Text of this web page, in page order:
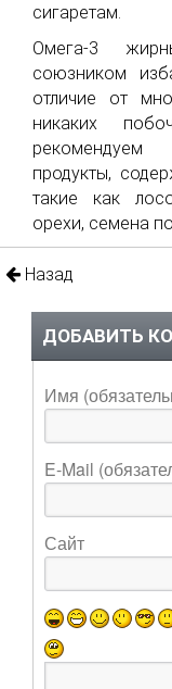
сигаретам.
Омега-3
союзником
отличие от
никаких
продукты,
такие как
орехи, семена
Назад
ДОБАВИТЬ
Имя
E-Mail
Сайт